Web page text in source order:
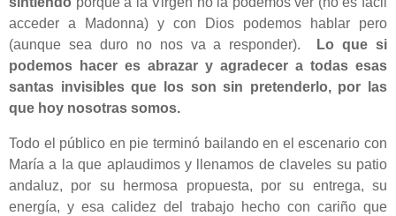
acceder a Madonna) y con Dios podemos hablar pero
(aunque sea duro no nos va a responder).
Lo que si
podemos hacer es abrazar y agradecer a todas esas
santas invisibles que los son sin pretenderlo, por las
que hoy nosotras somos.
Todo el público en pie terminó bailando en el escenario con
María a la que aplaudimos y llenamos de claveles su patio
andaluz, por su hermosa propuesta, por su entrega, su
energía, y esa calidez del trabajo hecho con cariño que